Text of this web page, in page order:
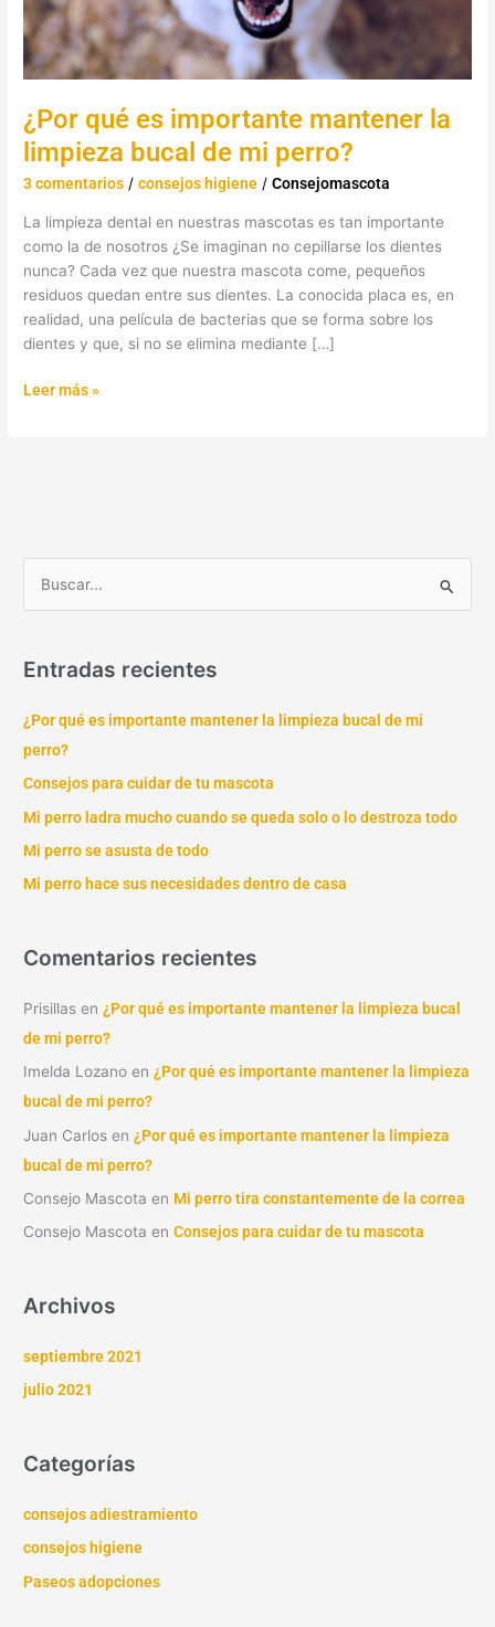
¿Por qué es importante mantener la
limpieza bucal de mi perro?
3 comentarios /consejos higiene /Consejomascota
La limpieza dental en nuestras mascotas es tan importante
como la de nosotros ¿Se imaginan no cepillarse los dientes
nunca? Cada vez que nuestra mascota come, pequeños
residuos quedan entre sus dientes. La conocida placa es, en
realidad, una película de bacterias que se forma sobre los
dientes y que, si no se elimina mediante […]
mi
perro?
Leer más »
c
r
:
Entradas recientes
¿Por qué es importante mantener la limpieza bucal de mi
perro?
Consejos para cuidar de tu mascota
Mi perro ladra mucho cuando se queda solo o lo destroza todo
Mi perro se asusta de todo
Mi perro hace sus necesidades dentro de casa
Comentarios recientes
Prisillas en¿Por qué es importante mantener la limpieza bucal
de mi perro?
Imelda Lozano en¿Por qué es importante mantener la limpieza
bucal de mi perro?
Juan Carlos en¿Por qué es importante mantener la limpieza
bucal de mi perro?
Consejo Mascota en Mi perro tira constantemente de la correa
Consejo Mascota enConsejos para cuidar de tu mascota
Archivos
septiembre 2021
julio 2021
Categorías
consejos adiestramiento
consejos higiene
Paseos adopciones